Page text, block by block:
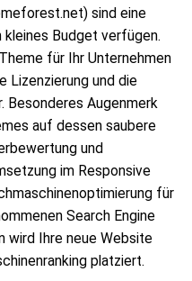
sind eine
kleines Budget verfügen.
für Ihr Unternehmen
Lizenzierung und die
Besonderes Augenmerk
auf dessen saubere
und
im Responsive
für
Search Engine
wird Ihre neue Website
platziert.